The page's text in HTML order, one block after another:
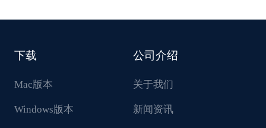
下载
Mac版本
Windows版本
公司介绍
关于我们
新闻资讯